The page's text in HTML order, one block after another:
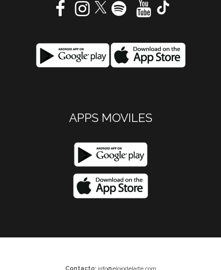
APPS MOVILES
Contacto: info@elojodelarte.com